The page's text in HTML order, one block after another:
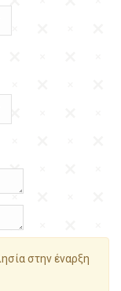
στην έναρξη